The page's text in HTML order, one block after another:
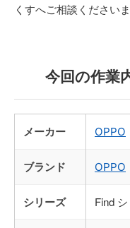
くすへご相談ください
今回の作業
メーカー OPPO
ブランド OPPO
シリーズ Find